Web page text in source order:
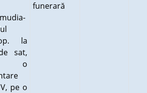
la
sat,
o
pe o
funerară